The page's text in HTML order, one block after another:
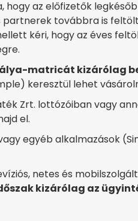
hogy az előfizetők
továbbra is
kéri, hogy az éves
matricát kizárólag
keresztül lehet
Zrt. lottózóiban vagy
el.
egyéb alkalmazások
netes és
kizárólag az